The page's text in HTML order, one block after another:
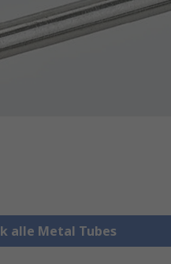
alle Metal Tubes